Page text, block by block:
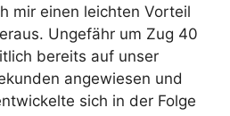
mir einen leichten Vorteil
Ungefähr um Zug 40
bereits auf unser
angewiesen und
sich in der Folge